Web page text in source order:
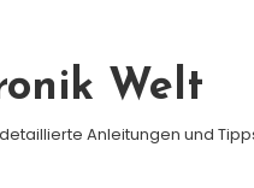
Welt
Anleitungen und